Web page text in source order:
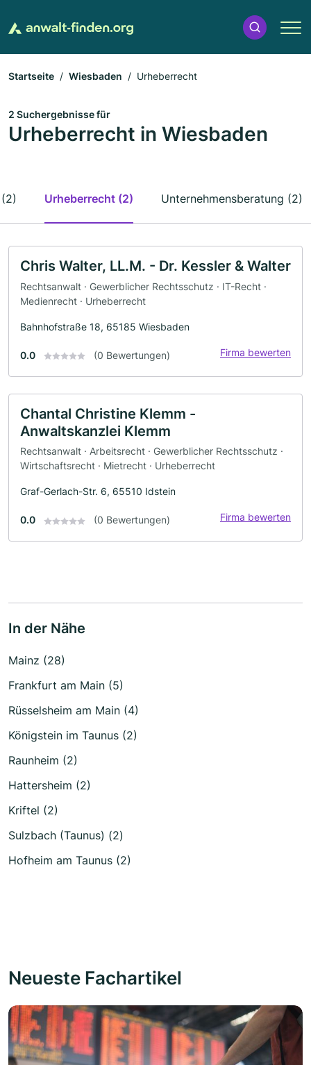
Startseite Wiesbaden Urheberrecht
2 Suchergebnisse für
Urheberrecht in Wiesbaden
Urheberrecht (2) Unternehmensberatung (2)
Chris Walter, LL.M. - Dr. Kessler & Walter
Rechtsanwalt · Gewerblicher Rechtsschutz · IT-Recht ·
Medienrecht · Urheberrecht
Bahnhofstraße 18, 65185 Wiesbaden
0.0 (0 Bewertungen) Firma bewerten
Chantal Christine Klemm -
Anwaltskanzlei Klemm
Rechtsanwalt · Arbeitsrecht · Gewerblicher Rechtsschutz ·
Wirtschaftsrecht · Mietrecht · Urheberrecht
Graf-Gerlach-Str. 6, 65510 Idstein
0.0 (0 Bewertungen) Firma bewerten
In der Nähe
Mainz (28)
Frankfurt am Main (5)
Rüsselsheim am Main (4)
Königstein im Taunus (2)
Raunheim (2)
Hattersheim (2)
Kriftel (2)
Sulzbach (Taunus) (2)
Hofheim am Taunus (2)
Neueste Fachartikel